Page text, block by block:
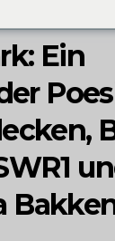
Ein